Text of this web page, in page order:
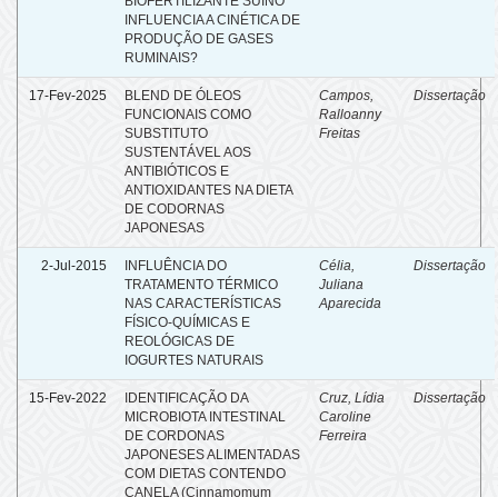
INFLUENCIA A CINÉTICA DE
PRODUÇÃO DE GASES
RUMINAIS?
17-Fev-2025
BLEND DE ÓLEOS
FUNCIONAIS COMO
SUBSTITUTO
SUSTENTÁVEL AOS
ANTIBIÓTICOS E
ANTIOXIDANTES NA DIETA
DE CODORNAS
JAPONESAS
Campos,
Ralloanny
Freitas
Dissertação
2-Jul-2015
INFLUÊNCIA DO
TRATAMENTO TÉRMICO
NAS CARACTERÍSTICAS
FÍSICO-QUÍMICAS E
REOLÓGICAS DE
IOGURTES NATURAIS
Célia,
Juliana
Aparecida
Dissertação
15-Fev-2022
IDENTIFICAÇÃO DA
MICROBIOTA INTESTINAL
DE CORDONAS
JAPONESES ALIMENTADAS
COM DIETAS CONTENDO
CANELA (Cinnamomum
Cruz, Lídia
Caroline
Ferreira
Dissertação